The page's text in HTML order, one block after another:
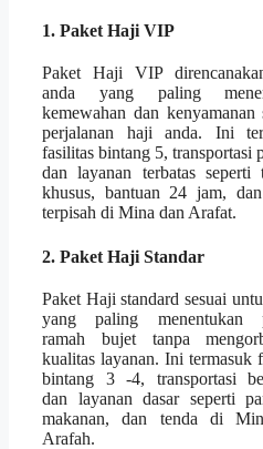
1. Paket Haji VIP
Paket Haji VIP
anda yang paling
kemewahan dan kenyamanan
perjalanan haji anda. Ini
fasilitas bintang 5, transportasi
dan layanan terbatas seperti
khusus, bantuan 24 jam,
terpisah di Mina dan Arafat.
2. Paket Haji Standar
Paket Haji standard sesuai
yang paling menentukan
ramah bujet tanpa
kualitas layanan. Ini termasuk
bintang 3 -4, transportasi
dan layanan dasar seperti
makanan, dan tenda di
Arafah.